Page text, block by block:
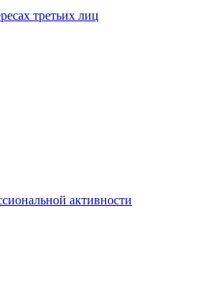
третьих лиц
активности